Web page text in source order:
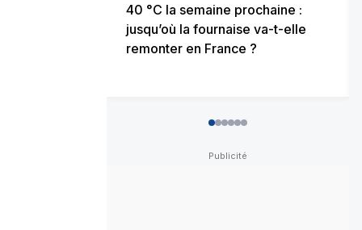
40 °C la semaine prochaine :
jusqu’où la fournaise va-t-elle
remonter en France ?
012345